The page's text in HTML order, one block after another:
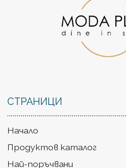
СТРАНИЦИ
Начало
Продуктов каталог
Най-поръчвани